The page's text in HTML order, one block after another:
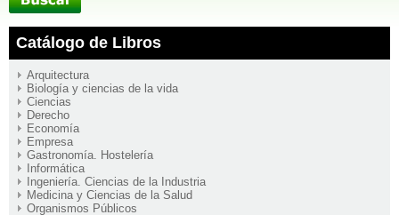
Catálogo de Libros
Arquitectura
Biología y ciencias de la vida
Ciencias
Derecho
Economía
Empresa
Gastronomía. Hostelería
Informática
Ingeniería. Ciencias de la Industria
Medicina y Ciencias de la Salud
Organismos Públicos